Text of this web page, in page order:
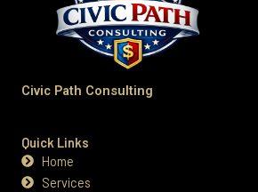
Civic Path Consulting
Quick Links
Home
Services